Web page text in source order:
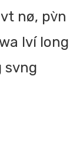
nø, pv̀n
lví long
svng